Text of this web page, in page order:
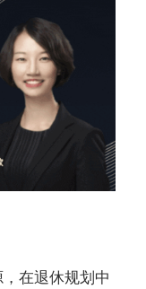
在退休规划中